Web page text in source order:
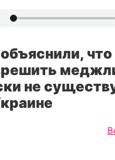
что
не